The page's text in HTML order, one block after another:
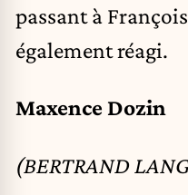
passant à
également réagi.
Maxence Dozin
(BERTRAND